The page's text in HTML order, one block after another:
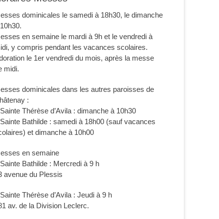
dominicales le samedi à 18h30, le dimanche
en semaine le mardi à 9h et le vendredi à
y compris pendant les vacances scolaires.
le 1er vendredi du mois, après la messe
midi.
dominicales dans les autres paroisses de
:
Thérèse d’Avila : dimanche à 10h30
Bathilde : samedi à 18h00 (sauf vacances
et dimanche à 10h00
en semaine
Bathilde : Mercredi à 9 h
avenue du Plessis
Thérèse d’Avila : Jeudi à 9 h
av. de la Division Leclerc.